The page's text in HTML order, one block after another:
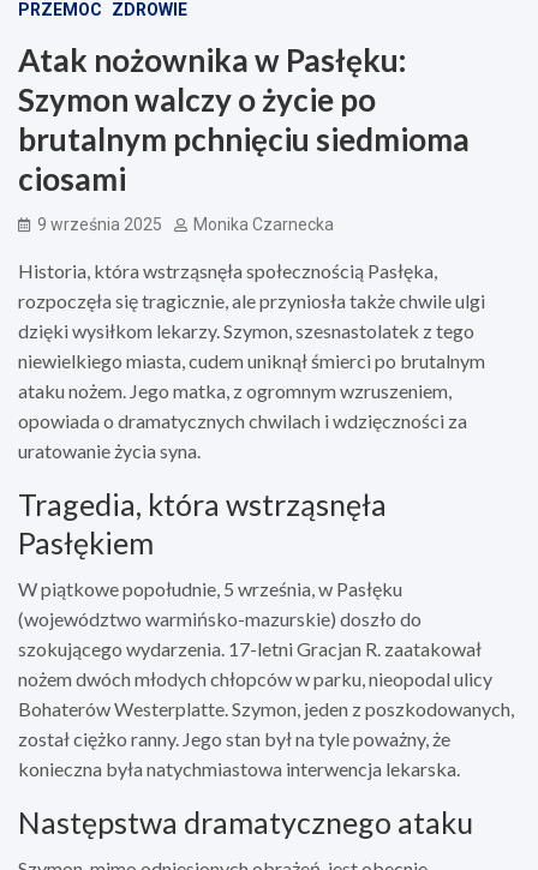
PRZEMOC ZDROWIE
Atak nożownika w Pasłęku:
Szymon walczy o życie po
brutalnym pchnięciu siedmioma
ciosami
9 września 2025 Monika Czarnecka
Historia, która wstrząsnęła społecznością Pasłęka,
rozpoczęła się tragicznie, ale przyniosła także chwile ulgi
dzięki wysiłkom lekarzy. Szymon, szesnastolatek z tego
niewielkiego miasta, cudem uniknął śmierci po brutalnym
ataku nożem. Jego matka, z ogromnym wzruszeniem,
opowiada o dramatycznych chwilach i wdzięczności za
uratowanie życia syna.
Tragedia, która wstrząsnęła
Pasłękiem
W piątkowe popołudnie, 5 września, w Pasłęku
(województwo warmińsko-mazurskie) doszło do
szokującego wydarzenia. 17-letni Gracjan R. zaatakował
nożem dwóch młodych chłopców w parku, nieopodal ulicy
Bohaterów Westerplatte. Szymon, jeden z poszkodowanych,
został ciężko ranny. Jego stan był na tyle poważny, że
konieczna była natychmiastowa interwencja lekarska.
Następstwa dramatycznego ataku